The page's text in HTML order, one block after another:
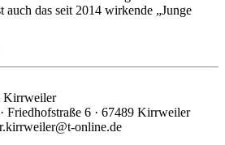
auch das seit 2014 wirkende „Junge
Kirrweiler
Friedhofstraße 6 · 67489 Kirrweiler
online.de